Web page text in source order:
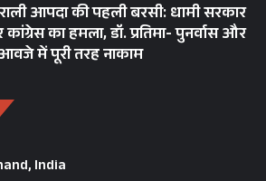
आपदा की पहली बरसी: धामी सरकार
कांग्रेस का हमला, डॉ. प्रतिमा- पुनर्वास और
में पूरी तरह नाकाम
India